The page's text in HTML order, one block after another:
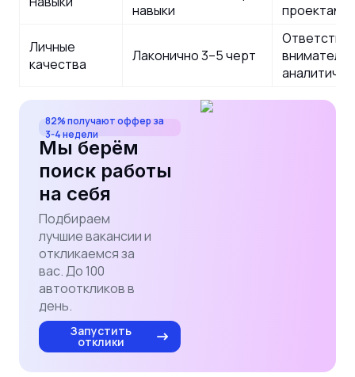
навыки
проектами
Личные
качества
Лаконично 3–5 черт
82% получают оффер за
3-4 недели
Мы берём
поиск работы
на себя
Подбираем
лучшие вакансии и
откликаемся за
вас. До 100
автооткликов в
день.
Запустить
отклики